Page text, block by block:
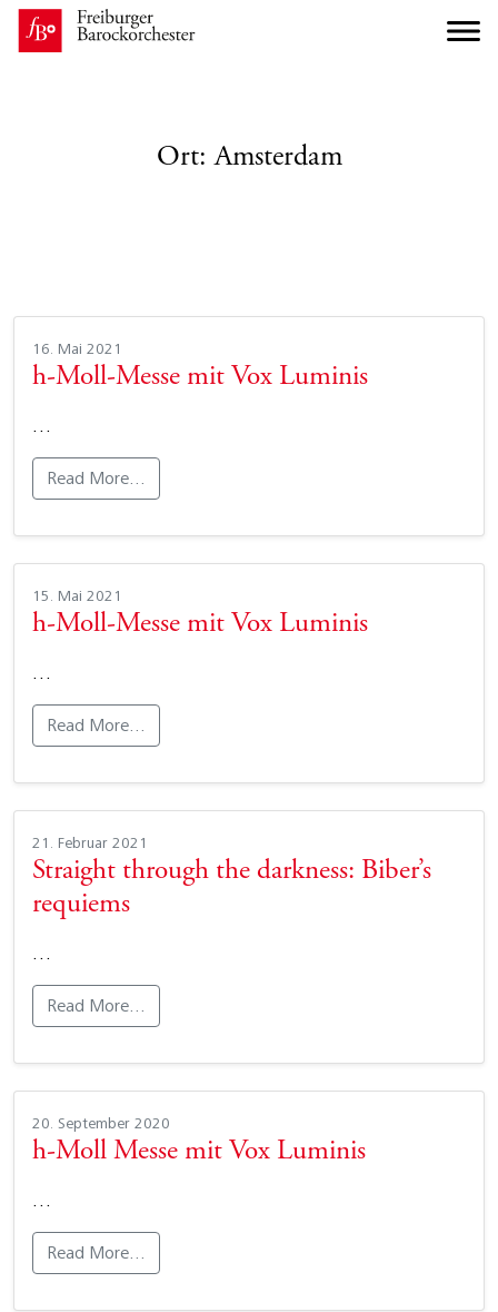
Ort:Amsterdam
16. Mai 2021
h-Moll-Messe mit Vox Luminis
…
Read More…
15. Mai 2021
h-Moll-Messe mit Vox Luminis
…
Read More…
21. Februar 2021
Straight through the darkness: Biber’s
requiems
…
Read More…
20. September 2020
h-Moll Messe mit Vox Luminis
…
Read More…